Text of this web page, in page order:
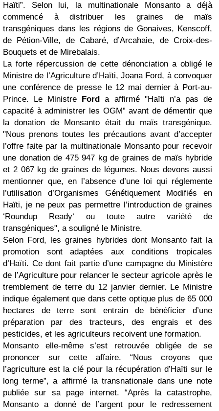
Haïti”. Selon lui, la multinationale Monsanto a déjà
commencé à distribuer les graines de maïs
transgéniques dans les régions de Gonaives, Kenscoff,
de Pétion-Ville, de Cabaré, d’Arcahaie, de Croix-des-
Bouquets et de Mirebalais.
La forte répercussion de cette dénonciation a obligé le
Ministre de l’Agriculture d’Haïti, Joana Ford, à convoquer
une conférence de presse le 12 mai dernier à Port-au-
Prince. Le Ministre Ford a affirmé "Haïti n’a pas de
capacité à administrer les OGM” avant de démentir que
la donation de Monsanto était du maïs transgénique.
"Nous prenons toutes les précautions avant d’accepter
l’offre faite par la multinationale Monsanto pour recevoir
une donation de 475 947 kg de graines de maïs hybride
et 2 067 kg de graines de légumes. Nous devons aussi
mentionner que, en l’absence d’une loi qui réglemente
l’utilisation d’Organismes Génétiquement Modifiés en
Haïti, je ne peux pas permettre l’introduction de graines
‘Roundup Ready‘ ou toute autre variété de
transgéniques", a souligné le Ministre.
Selon Ford, les graines hybrides dont Monsanto fait la
promotion sont adaptées aux conditions tropicales
d’Haïti. Ce dont fait partie d’une campagne du Ministère
de l’Agriculture pour relancer le secteur agricole après le
tremblement de terre du 12 janvier dernier. Le Ministre
indique également que dans cette optique plus de 65 000
hectares de terre sont entrain de bénéficier d’une
préparation par des tracteurs, des engrais et des
pesticides, et les agriculteurs recoivent une formation.
Monsanto elle-même s’est retrouvée obligée de se
prononcer sur cette affaire. “Nous croyons que
l’agriculture est la clé pour la récupération d’Haïti sur le
long terme”, a affirmé la transnationale dans une note
publiée sur sa page internet. “Après la catastrophe,
Monsanto a donné de l’argent pour le redressement